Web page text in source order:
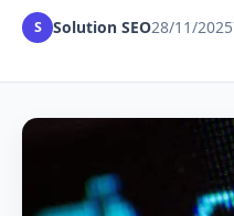
S Solution SEO28/11/2025